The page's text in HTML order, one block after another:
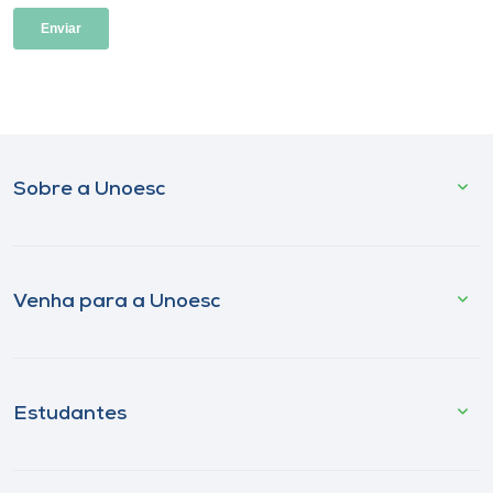
Sobre a Unoesc
Venha para a Unoesc
Estudantes